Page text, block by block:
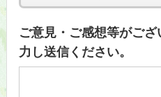
ご意見・ご感想等がご
力し送信ください。